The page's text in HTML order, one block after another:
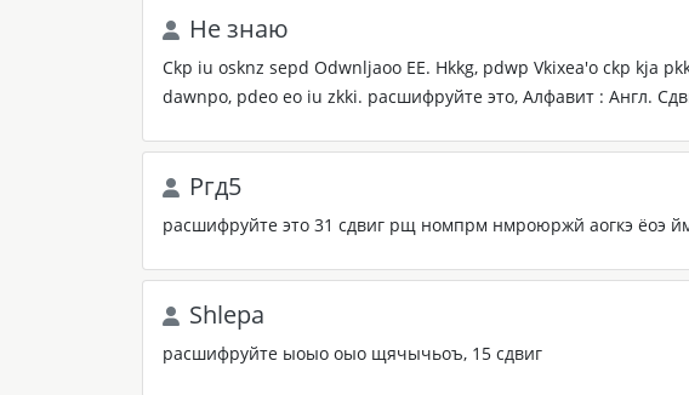
Не знаю
Ckp iu osknz sepd Odwnljaoo EE. Hkkg, pdwp Vkixea'o ckp kja
dawnpo, pdeo eo iu zkki. расшифруйте это, Алфавит : Англ.
Ргд5
расшифруйте это 31 сдвиг рщ номпрм нмроюржй аогкэ ёоэ
Shlepa
расшифруйте ыоыо оыо щячычьоъ, 15 сдвиг